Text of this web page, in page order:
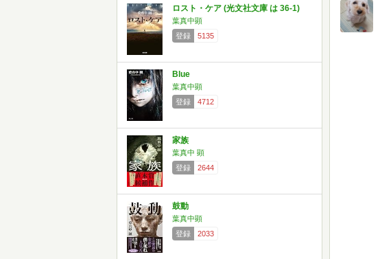
ロスト・ケア (光文社文庫 は 36-1)
葉真中顕
登録
5135
Blue
葉真中顕
登録
4712
家族
葉真中 顕
登録
2644
鼓動
葉真中顕
登録
2033